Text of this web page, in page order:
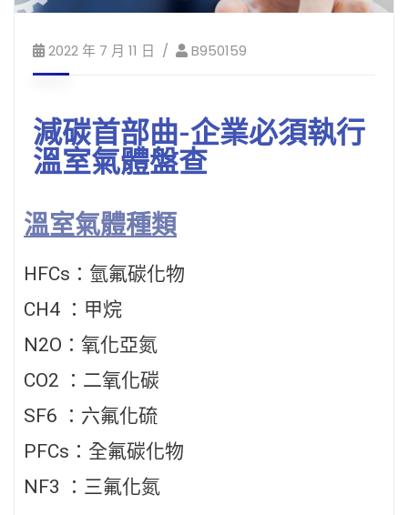
2022 年 7 月 11 日 B950159
減碳首部曲-企業必須執行
溫室氣體盤查
溫室氣體種類
HFCs：氫氟碳化物
CH4 ：甲烷
N2O：氧化亞氮
CO2 ：二氧化碳
SF6 ：六氟化硫
PFCs：全氟碳化物
NF3 ：三氟化氮